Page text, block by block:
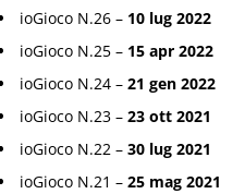
ioGioco N.26 – 10 lug 2022
ioGioco N.25 – 15 apr 2022
ioGioco N.24 – 21 gen 2022
ioGioco N.23 – 23 ott 2021
ioGioco N.22 – 30 lug 2021
ioGioco N.21 – 25 mag 2021